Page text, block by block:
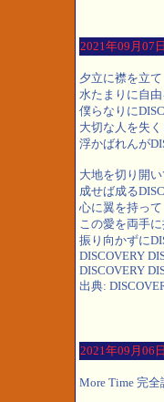
2021年09月07
夕立に襟を立て
水たまりに自
僕らなりに
大切な人を失
浮かばれんが
大地を切り開
成せば成る
心に翼を持って
この愛を両手
振り向かずに
DISCOVERY
DISCOVERY
出典:
2021年09月06
More Time 完全